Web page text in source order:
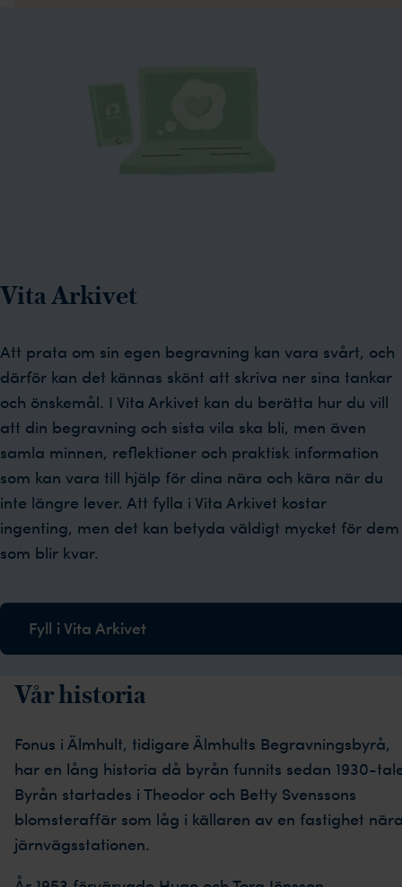
Vita Arkivet
Att prata om sin egen begravning kan vara svårt, och
därför kan det kännas skönt att skriva ner sina tankar
och önskemål. I Vita Arkivet kan du berätta hur du vill
att din begravning och sista vila ska bli, men även
samla minnen, reflektioner och praktisk information
som kan vara till hjälp för dina nära och kära när du
inte längre lever. Att fylla i Vita Arkivet kostar
ingenting, men det kan betyda väldigt mycket för dem
som blir kvar.
Fyll i Vita Arkivet
Vår historia
Fonus i Älmhult, tidigare Älmhults Begravningsbyrå,
har en lång historia då byrån funnits sedan 1930-
Byrån startades i Theodor och Betty Svenssons
blomsteraffär som låg i källaren av en fastighet
järnvägsstationen.